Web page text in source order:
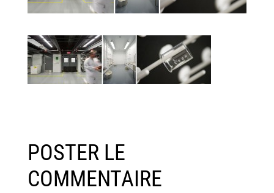
POSTER LE
COMMENTAIRE